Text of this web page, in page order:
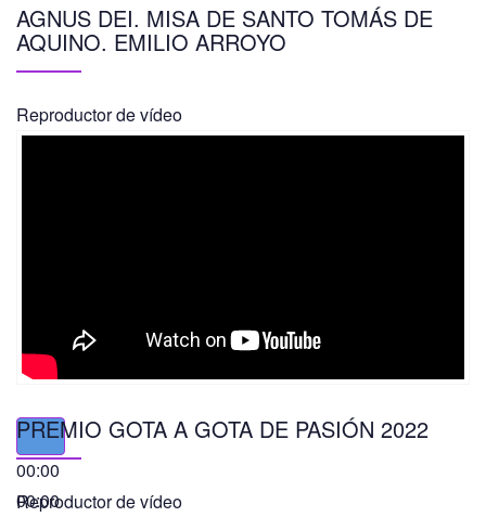
AGNUS DEI. MISA DE SANTO TOMÁS DE
AQUINO. EMILIO ARROYO
Reproductor de vídeo
00:00
00:00
PREMIO GOTA A GOTA DE PASIÓN 2022
Reproductor de vídeo